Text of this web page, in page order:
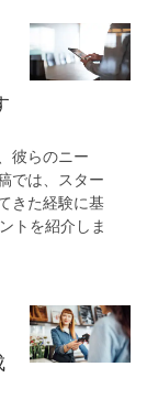
彼らのニー
では、スター
きた経験に基
トを紹介しま